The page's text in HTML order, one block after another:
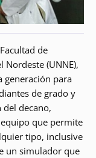
de
(UNNE),
generación para
de grado y
decano,
que permite
tipo, inclusive
un simulador que